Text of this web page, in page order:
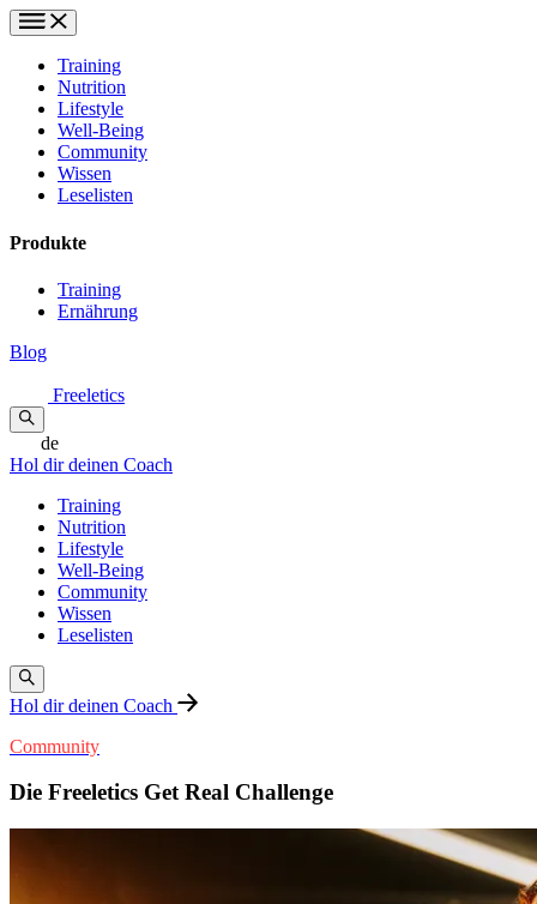
Training
Nutrition
Lifestyle
Well-Being
Community
Wissen
Leselisten
Produkte
Training
Ernährung
Blog
Freeletics
de
Hol dir deinen Coach
Training
Nutrition
Lifestyle
Well-Being
Community
Wissen
Leselisten
Hol dir deinen Coach
Community
Die Freeletics Get Real Challenge